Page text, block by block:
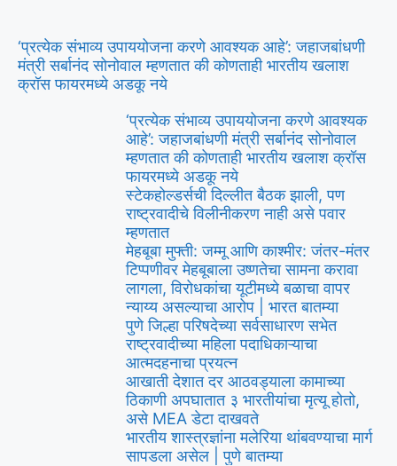
‘प्रत्येक संभाव्य उपाययोजना करणे आवश्यक आहे’: जहाजबांधणी
मंत्री सर्बानंद सोनोवाल म्हणतात की कोणताही भारतीय खलाश
क्रॉस फायरमध्ये अडकू नये
‘प्रत्येक संभाव्य उपाययोजना करणे आवश्यक
आहे’: जहाजबांधणी मंत्री सर्बानंद सोनोवाल
म्हणतात की कोणताही भारतीय खलाश क्रॉस
फायरमध्ये अडकू नये
स्टेकहोल्डर्सची दिल्लीत बैठक झाली, पण
राष्ट्रवादीचे विलीनीकरण नाही असे पवार
म्हणतात
मेहबूबा मुफ्ती: जम्मू आणि काश्मीर: जंतर-मंतर
टिप्पणीवर मेहबूबाला उष्णतेचा सामना करावा
लागला, विरोधकांचा यूटीमध्ये बळाचा वापर
न्याय्य असल्याचा आरोप | भारत बातम्या
पुणे जिल्हा परिषदेच्या सर्वसाधारण सभेत
राष्ट्रवादीच्या महिला पदाधिकाऱ्याचा
आत्मदहनाचा प्रयत्न
आखाती देशात दर आठवड्याला कामाच्या
ठिकाणी अपघातात ३ भारतीयांचा मृत्यू होतो,
असे MEA डेटा दाखवते
भारतीय शास्त्रज्ञांना मलेरिया थांबवण्याचा मार्ग
सापडला असेल | पुणे बातम्या